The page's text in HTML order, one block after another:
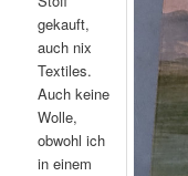
gekauft,
auch nix
Textiles.
Auch keine
Wolle,
obwohl ich
in einem